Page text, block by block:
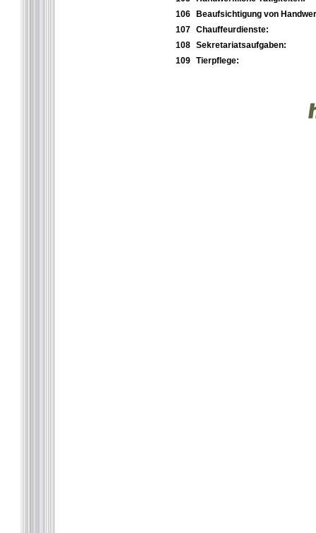
106
Beaufsichtigung von
107
Chauffeurdienste:
108
Sekretariatsaufgaben:
109
Tierpflege: